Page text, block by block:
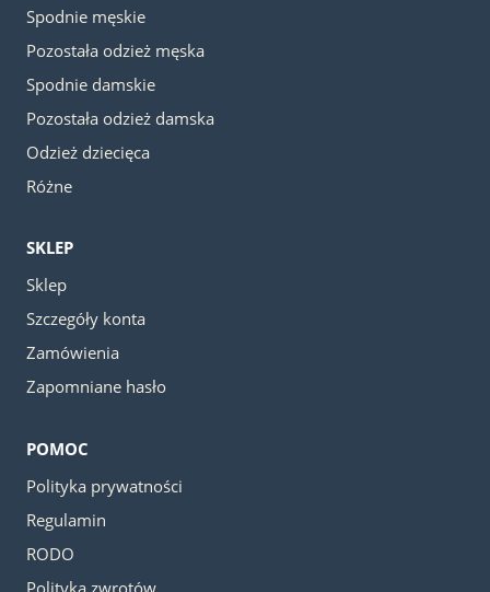
Spodnie męskie
Pozostała odzież męska
Spodnie damskie
Pozostała odzież damska
Odzież dziecięca
Różne
SKLEP
Sklep
Szczegóły konta
Zamówienia
Zapomniane hasło
POMOC
Polityka prywatności
Regulamin
RODO
Polityka zwrotów